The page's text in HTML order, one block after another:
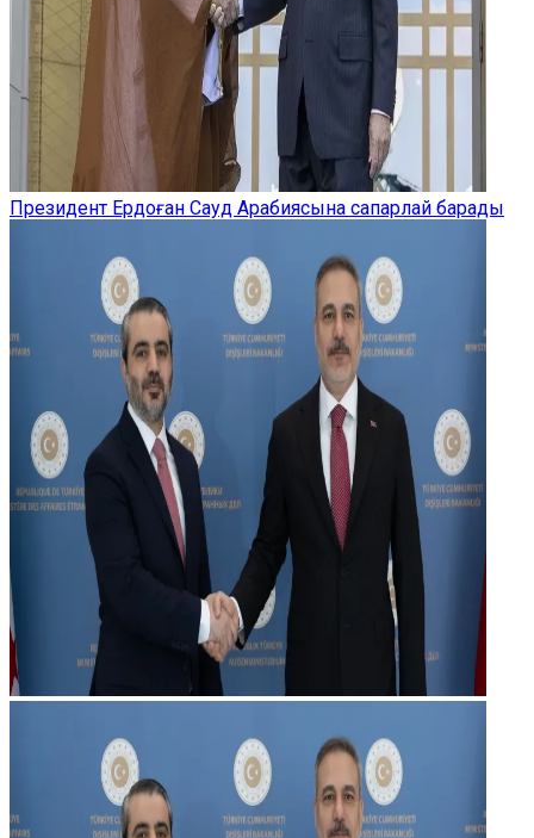
Президент Ердоған Сауд Арабиясына сапарлай барады